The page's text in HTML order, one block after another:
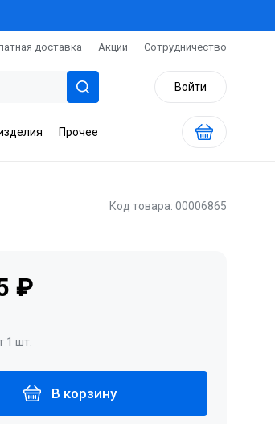
доставка Акции Сотрудничество
Войти
Прочее
Код товара: 00006865
₽
1 шт.
В корзину